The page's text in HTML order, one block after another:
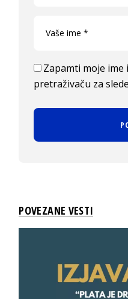
Zapamti moje ime
pretraživaču za
POVEZANE VESTI